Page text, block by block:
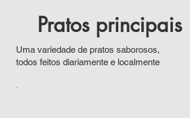
Pratos principais
Uma variedade de pratos saborosos,
todos feitos diariamente e localmente